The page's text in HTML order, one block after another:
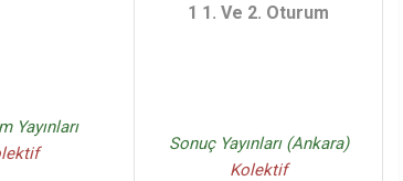
Yayınları
1 1. Ve 2. Oturum
Sonuç Yayınları (Ankara)
Kolektif